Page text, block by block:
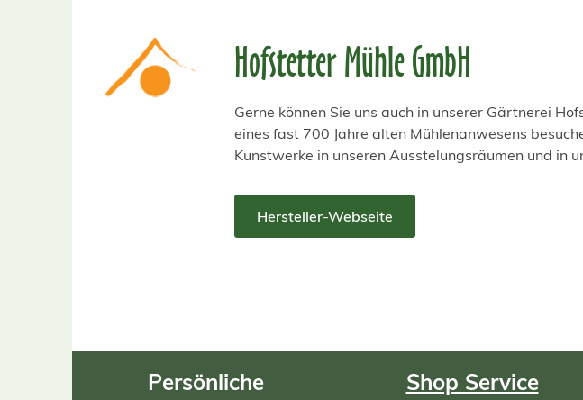
Hofstetter Mühle GmbH
Gerne können Sie uns auch in unserer Gärtnerei
eines fast 700 Jahre alten Mühlenanwesens
Kunstwerke in unseren Ausstelungsräumen und in
Hersteller-Webseite
Persönliche
Shop Service